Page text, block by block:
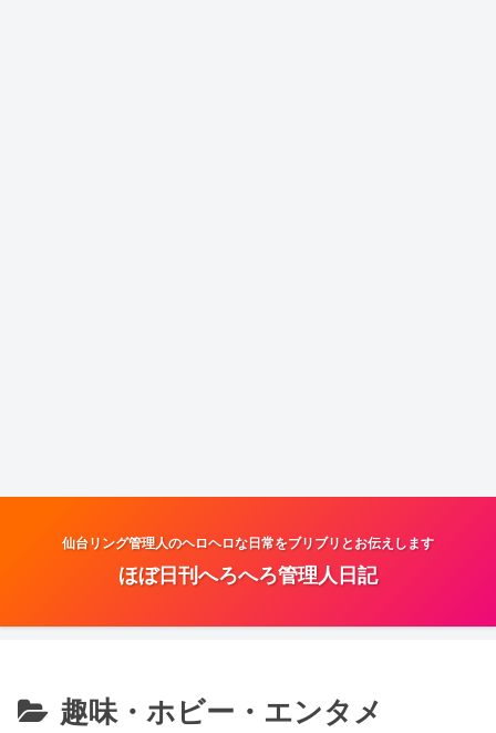
仙台リング管理人のヘロヘロな日常をブリブリとお伝えします
ほぼ日刊へろへろ管理人日記
趣味・ホビー・エンタメ